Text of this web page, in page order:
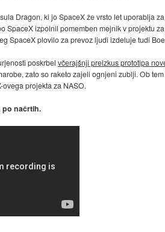
Dragon, ki jo SpaceX že vrsto let uporablja
SpaceX izpolnil pomemben mejnik v projektu
SpaceX plovilo za prevoz ljudi izdeluje tudi
poskrbel včerajšnji preizkus prototipa
zato so raketo zajeli ognjeni zublji. Ob
projekta za NASO.
po načrtih.